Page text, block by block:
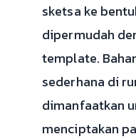
sketsa ke
dipermudah
template.
sederhana di
dimanfaatkan
menciptakan